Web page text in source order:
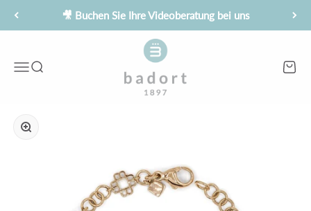
Zum Inhalt springen
🎥 Buchen Sie Ihre Videoberatung bei uns
MenüSuche
Juwelier Badort
Bild vergrößern